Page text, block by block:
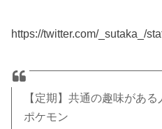
https://twitter.com/_sutaka_/
【定期】共通の趣味がある
ポケモン